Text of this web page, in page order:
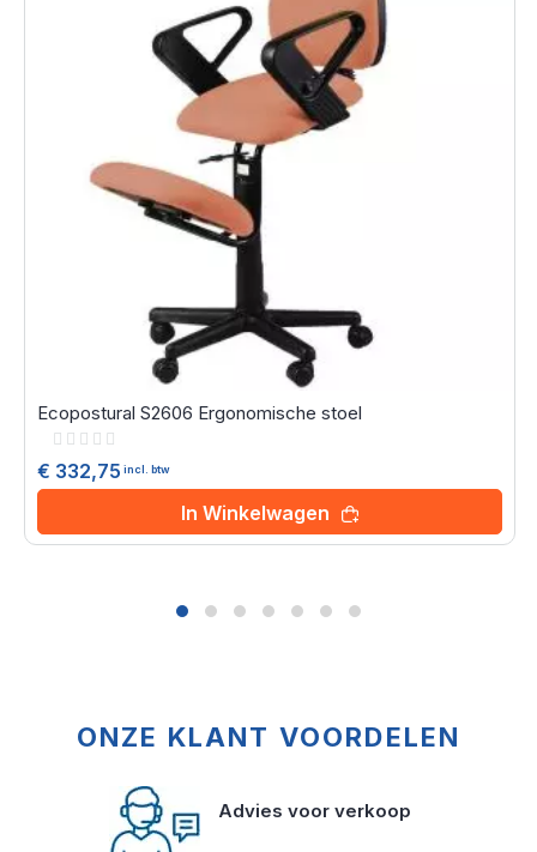
Ecopostural S2606 Ergonomische stoel
Rating:
€ 332,75 incl. btw
In Winkelwagen
ONZE KLANT VOORDELEN
Advies voor verkoop